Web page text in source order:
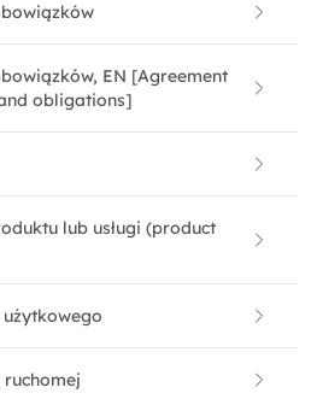
EN [Agreement
obligations]
lub usługi (product